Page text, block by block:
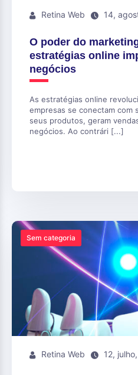
Retina Web 14,
O poder do
estratégias online
negócios
As estratégias online
empresas se conectam com
seus produtos, geram
negócios. Ao contrári [...]
Sem categoria
Retina Web 12,